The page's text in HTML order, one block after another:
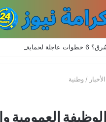
حساباتك وبياناتك
الأخبار / وطنية
العمومية